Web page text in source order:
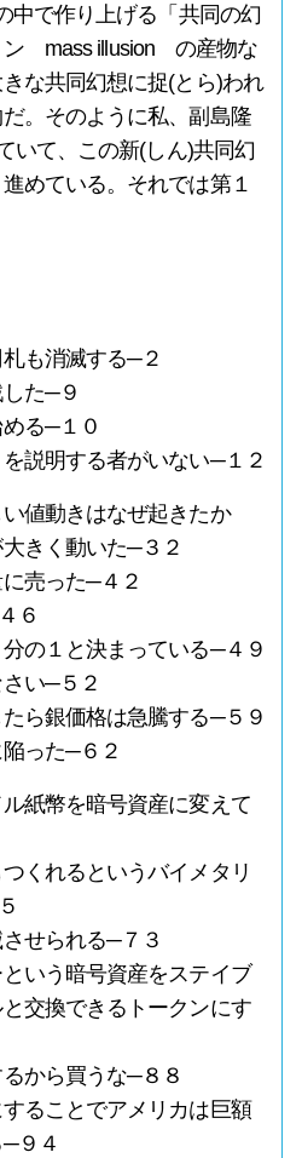
中で作り上げる「共同の幻
ン mass illusion の産物な
な共同幻想に捉(とら)われ
。そのように私、副島隆
いて、この新(しん)共同幻
めている。それでは第１
も消滅する─２
た─９
る─１０
説明する者がいない─１２
値動きはなぜ起きたか
きく動いた─３２
売った─４２
６
の１と決まっている─４９
い─５２
ら銀価格は急騰する─５９
った─６２
紙幣を暗号資産に変えて
くれるというバイメタリ
せられる─７３
いう暗号資産をステイブ
交換できるトークンにす
から買うな─８８
ることでアメリカは巨額
９４